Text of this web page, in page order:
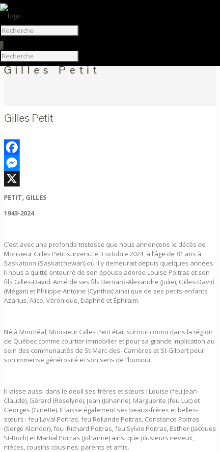
Gilles Petit
Gilles Petit
Facebook
Messenger
X
PETIT, GILLES
1943-2024
C’est avec une profonde tristesse que nous annonçons le décès de
Monsieur Gilles Petit survenu le 3 octobre 2024, à l’âge de 81 ans à
Saskatoon (Saskatchewan) où il y demeurait depuis quelques années.
Il nous a quitté entourré de son épouse adorée Louise Poitras et son
fils Gilles-David. Aimé de ses fils Bernard-Alexandre (Julie), Gilles-David
(Mégan) et Philippe-Antoine (Cynthia) ainsi que de ses petits-enfants
Azarius, Alice, Véronique, Daphné et Éphraim.
Né à Montréal, Monsieur Gilles Petit était surtout connu dans la région
de Québec comme courtier immobilier et pour sa grande implication au
sein des communautés de St-Marc-des- Carrières et St-Gilbert pour
son immense générosité et son sens de l’humour.
Il laisse aussi dans le deuil ses frères et sœurs : Louise (feu Jean-
Claude), Gérard (Roselyne), Jean (Johanne), Marguerite (feu Luc) et
Georges (Ginette). Il laisse également ses beaux-frères et belles-
sœurs : feu Laval Poitras, feu Rollande Poitras, Constance Poitras
(Serge Alcindor), feu Richard Poitras, feu Sylvie Poitras, Esther (Jacques
St-Roch) et Martial Poitras (Johanne) ainsi que plusieurs neveux,
nièces, cousins cousines, parents et amis.